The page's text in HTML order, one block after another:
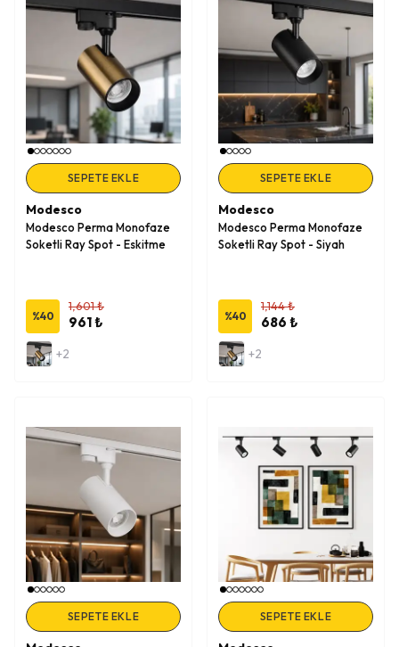
SEPETE EKLE
Modesco
Modesco Perma Monofaze
Soketli Ray Spot - Eskitme
%40
1,601 ₺
961 ₺
+2
SEPETE EKLE
Modesco
Modesco Perma Monofaze
Soketli Ray Spot - Siyah
%40
1,144 ₺
686 ₺
+2
SEPETE EKLE SEPETE EKLE